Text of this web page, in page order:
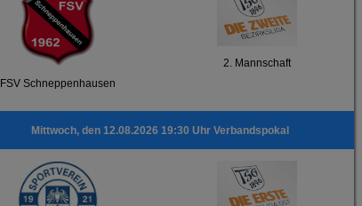
FSV Schneppenhausen
2. Mannschaft
Mittwoch, den 12.08.2026 19:30 Uhr Verbandspokal